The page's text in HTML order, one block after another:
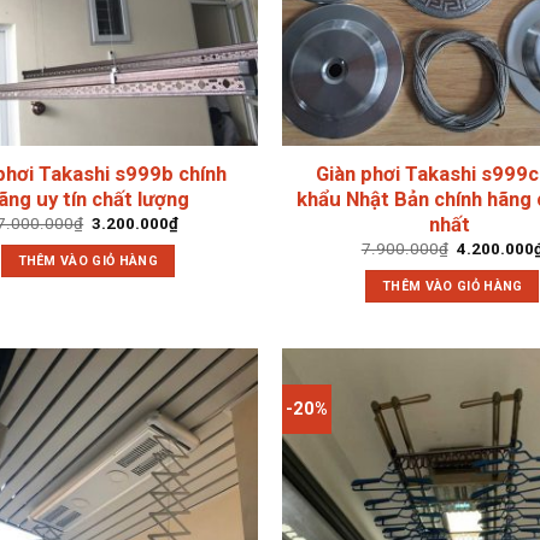
Takashi s999b chính
uy tín chất lượng
₫ Giá
là:
7.000.000₫.
3.200.000₫Giá
THÊM VÀO GIỎ HÀNG
Giàn phơi Takashi
khẩu Nhật Bản chính hãng
nhất
7.900.000₫ Giá
là:
7.900.000₫.
4.200.000
THÊM VÀO GIỎ HÀNG
-20%